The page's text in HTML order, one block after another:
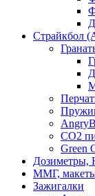
Страйкбол
CO2
Green
Дозиметры,
ММГ,
Зажигалки